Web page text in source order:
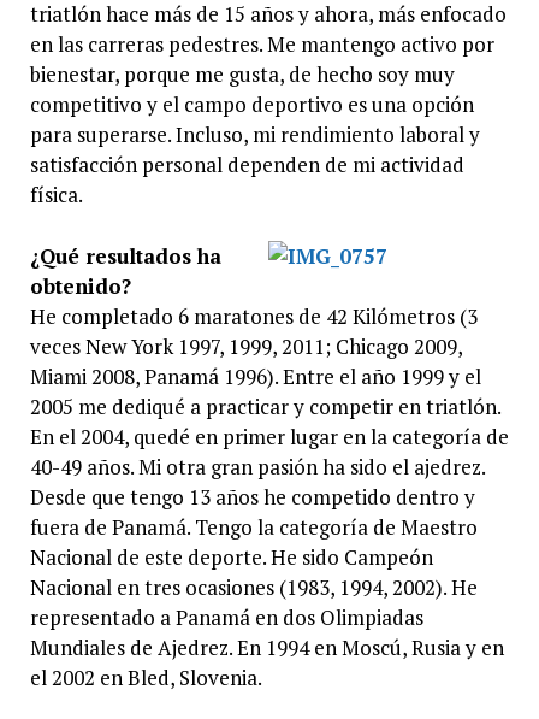
triatlón hace más de 15 años y ahora, más enfocado
en las carreras pedestres. Me mantengo activo por
bienestar, porque me gusta, de hecho soy muy
competitivo y el campo deportivo es una opción
para superarse. Incluso, mi rendimiento laboral y
satisfacción personal dependen de mi actividad
física.
¿Qué resultados ha
obtenido?
He completado 6 maratones de 42 Kilómetros (3
veces New York 1997, 1999, 2011; Chicago 2009,
Miami 2008, Panamá 1996). Entre el año 1999 y el
2005 me dediqué a practicar y competir en triatlón.
En el 2004, quedé en primer lugar en la categoría de
40-49 años. Mi otra gran pasión ha sido el ajedrez.
Desde que tengo 13 años he competido dentro y
fuera de Panamá. Tengo la categoría de Maestro
Nacional de este deporte. He sido Campeón
Nacional en tres ocasiones (1983, 1994, 2002). He
representado a Panamá en dos Olimpiadas
Mundiales de Ajedrez. En 1994 en Moscú, Rusia y en
el 2002 en Bled, Slovenia.